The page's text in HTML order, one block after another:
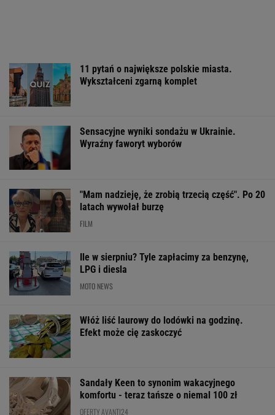
11 pytań o największe polskie miasta.
Wykształceni zgarną komplet
Sensacyjne wyniki sondażu w Ukrainie.
Wyraźny faworyt wyborów
"Mam nadzieję, że zrobią trzecią część". Po 20
latach wywołał burzę
FILM
Ile w sierpniu? Tyle zapłacimy za benzynę,
LPG i diesla
MOTO NEWS
Włóż liść laurowy do lodówki na godzinę.
Efekt może cię zaskoczyć
Sandały Keen to synonim wakacyjnego
komfortu - teraz tańsze o niemal 100 zł
OFERTY AVANTI24